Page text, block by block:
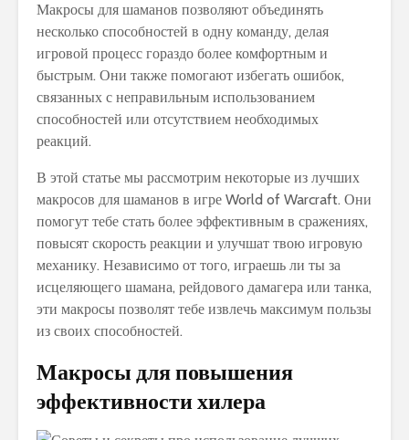
Макросы для шаманов позволяют объединять
несколько способностей в одну команду, делая
игровой процесс гораздо более комфортным и
быстрым. Они также помогают избегать ошибок,
связанных с неправильным использованием
способностей или отсутствием необходимых
реакций.
В этой статье мы рассмотрим некоторые из лучших
макросов для шаманов в игре World of Warcraft. Они
помогут тебе стать более эффективным в сражениях,
повысят скорость реакции и улучшат твою игровую
механику. Независимо от того, играешь ли ты за
исцеляющего шамана, рейдового дамагера или танка,
эти макросы позволят тебе извлечь максимум пользы
из своих способностей.
Макросы для повышения
эффективности хилера